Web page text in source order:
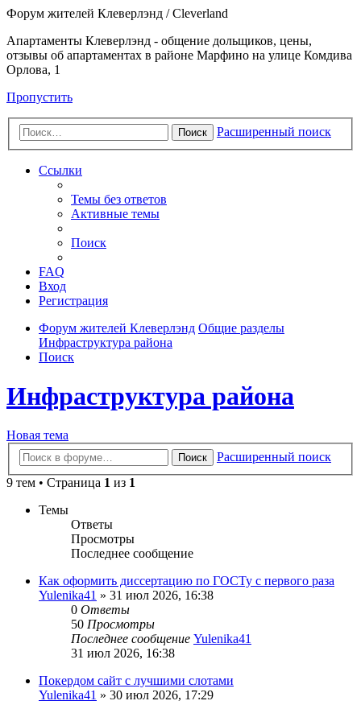
Форум жителей Клеверлэнд / Cleverland
Апартаменты Клеверлэнд - общение дольщиков, цены,
отзывы об апартаментах в районе Марфино на улице Комдива
Орлова, 1
Пропустить
Поиск Расширенный поиск
Ссылки
Темы без ответов
Активные темы
Поиск
FAQ
Вход
Регистрация
Форум жителей Клеверлэнд Общие разделы
Инфраструктура района
Поиск
Инфраструктура района
Новая тема
Поиск
Расширенный поиск
9 тем • Страница 1 из 1
Темы
Ответы
Просмотры
Последнее сообщение
Как оформить диссертацию по ГОСТу с первого раза
Yulenika41 » 31 июл 2026, 16:38
0 Ответы
50 Просмотры
Последнее сообщение Yulenika41
31 июл 2026, 16:38
Покердом сайт с лучшими слотами
Yulenika41 » 30 июл 2026, 17:29